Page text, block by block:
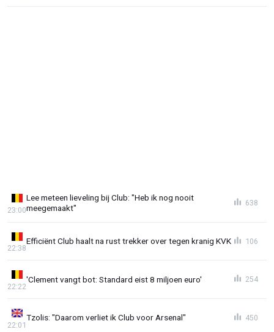
Lee meteen lieveling bij Club: "Heb ik nog nooit
meegemaakt"
23:00
638
Efficiënt Club haalt na rust trekker over tegen kranig KVK
22:38
106
'Clement vangt bot: Standard eist 8 miljoen euro'
22:22
254
Tzolis: "Daarom verliet ik Club voor Arsenal"
22:01
450